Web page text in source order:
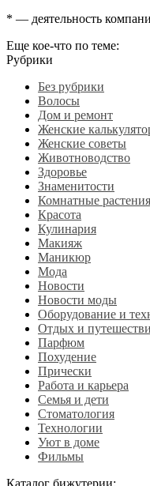
* — деятельность
Еще кое-что по теме:
Рубрики
Без рубрики
Волосы
Дом и ремонт
Женские
Женские советы
Животноводство
Здоровье
Знаменитости
Комнатные
Красота
Кулинария
Макияж
Маникюр
Мода
Новости
Новости моды
Оборудование и
Отдых и
Парфюм
Похудение
Прически
Работа и карьера
Семья и дети
Стоматология
Технологии
Уют в доме
Фильмы
Каталог бижутерии: